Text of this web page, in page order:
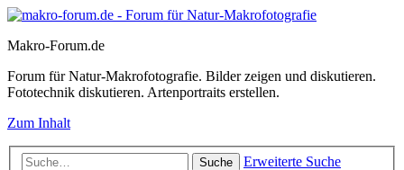
Makro-Forum.de
Forum für Natur-Makrofotografie. Bilder zeigen und diskutieren.
Fototechnik diskutieren. Artenportraits erstellen.
Zum Inhalt
Suche Erweiterte Suche